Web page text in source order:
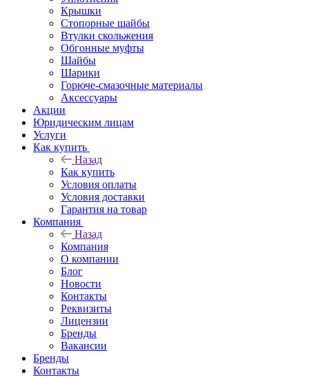
Крышки
Стопорные шайбы
Втулки скольжения
Обгонные муфты
Шайбы
Шарики
Горюче-смазочные материалы
Аксессуары
Акции
Юридическим лицам
Услуги
Как купить
Назад
Как купить
Условия оплаты
Условия доставки
Гарантия на товар
Компания
Назад
Компания
О компании
Блог
Новости
Контакты
Реквизиты
Лицензии
Бренды
Вакансии
Бренды
Контакты